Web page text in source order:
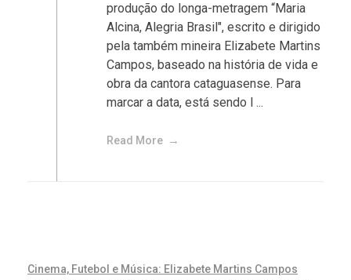
produção do longa-metragem “Maria
Alcina, Alegria Brasil", escrito e dirigido
pela também mineira Elizabete Martins
Campos, baseado na história de vida e
obra da cantora cataguasense. Para
marcar a data, está sendo l ...
Read More
Cinema, Futebol e Música: Elizabete Martins Campos